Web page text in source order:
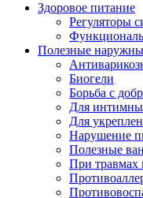
Здоровое питание
Регуляторы
Полезные
Биогели
Борьба с
Для
Для
Нарушение
Полезные
При травмах